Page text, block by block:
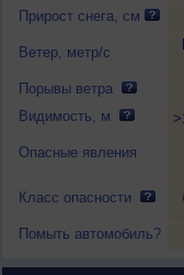
Прирост снега, см
Ветер, метр/с
Порывы ветра
Видимость, м
Опасные явления
Класс опасности
Помыть автомобиль?